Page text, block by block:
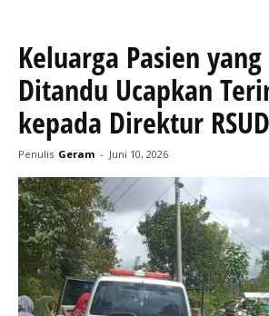
Keluarga Pasien
Ditandu Ucapkan
kepada Direktur
Penulis Geram - Juni 10, 2026